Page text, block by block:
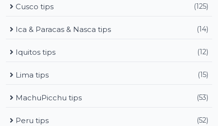
Cusco tips (125)
Ica & Paracas & Nasca tips (14)
Iquitos tips (12)
Lima tips (15)
MachuPicchu tips (53)
Peru tips (52)